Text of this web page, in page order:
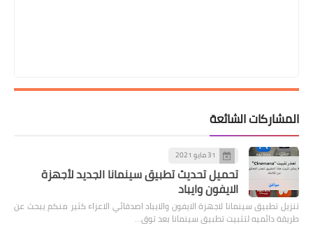
المشاركات الشائعة
31 مايو 2021
تحميل تحديث تطبيق سينمانا الجديد لأجهزة
الايفون وايباد
تنزيل تطبيق سينمانا لاجهزة الايفون والايباد اصدقائي الاعزاء كثير منكم يبحث عن
طريقة دائميه لتثبيت تطبيق سينمانا بعد توق…